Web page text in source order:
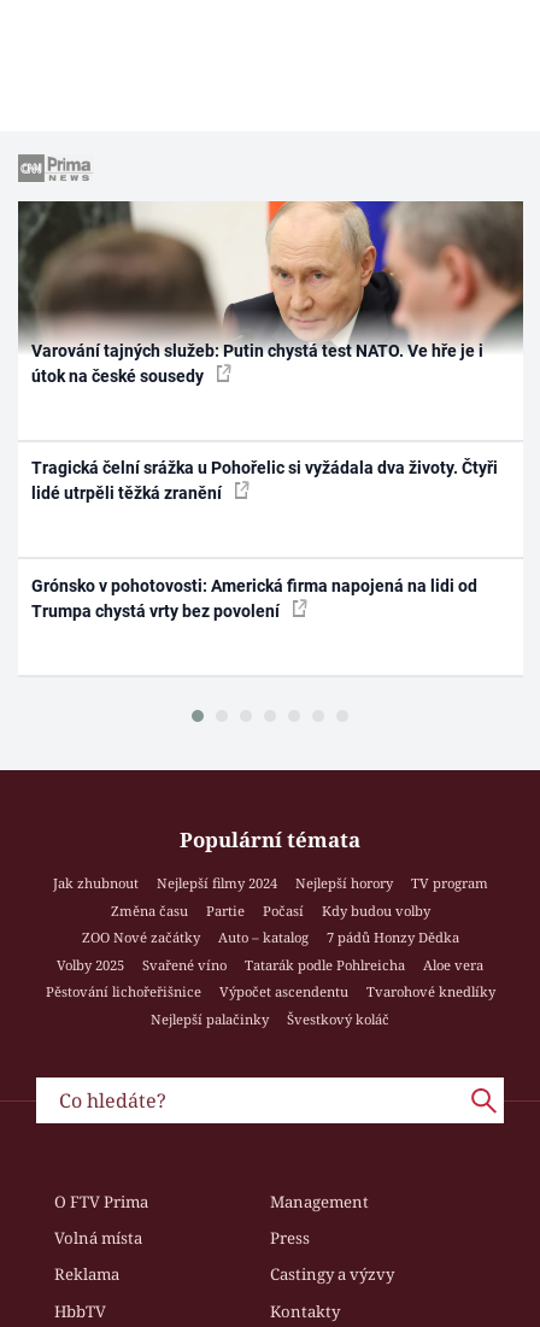
Varování tajných služeb: Putin chystá test NATO. Ve hře je i
útok na české sousedy
Tragická čelní srážka u Pohořelic si vyžádala dva životy. Čtyři
lidé utrpěli těžká zranění
Grónsko v pohotovosti: Americká firma napojená na lidi od
Trumpa chystá vrty bez povolení
Populární témata
Jak zhubnout Nejlepší filmy 2024 Nejlepší horory
TV program
Změna času
Partie Počasí
Kdy budou volby
ZOO Nové začátky
Auto – katalog
7 pádů Honzy Dědka
Volby 2025
Svařené víno Tatarák podle Pohlreicha
Aloe vera
Pěstování lichořeřišnice
Výpočet ascendentu
Tvarohové knedlíky
Nejlepší palačinky
Švestkový koláč
O FTV Prima
Management
Volná místa
Press
Reklama
Castingy a výzvy
HbbTV
Kontakty